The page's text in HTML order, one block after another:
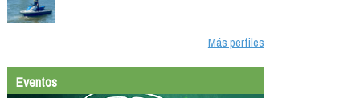
Más perfiles
Eventos